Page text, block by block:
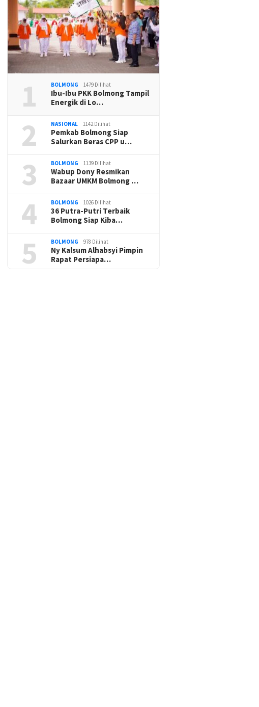
1 BOLMONG 1479 Dilihat
Ibu-Ibu PKK Bolmong Tampil
Energik di Lo…
2 NASIONAL 1142 Dilihat
Pemkab Bolmong Siap
Salurkan Beras CPP u…
3 BOLMONG 1139 Dilihat
Wabup Dony Resmikan
Bazaar UMKM Bolmong …
4 BOLMONG 1026 Dilihat
36 Putra-Putri Terbaik
Bolmong Siap Kiba…
5 BOLMONG 978 Dilihat
Ny Kalsum Alhabsyi Pimpin
Rapat Persiapa…